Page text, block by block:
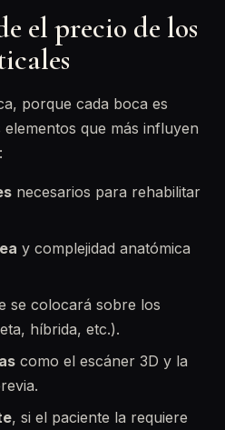
el precio de los
porque cada boca es
que más influyen
necesarios para rehabilitar
y complejidad anatómica
se colocará sobre los
híbrida, etc.).
como el escáner 3D y la
, si el paciente la requiere